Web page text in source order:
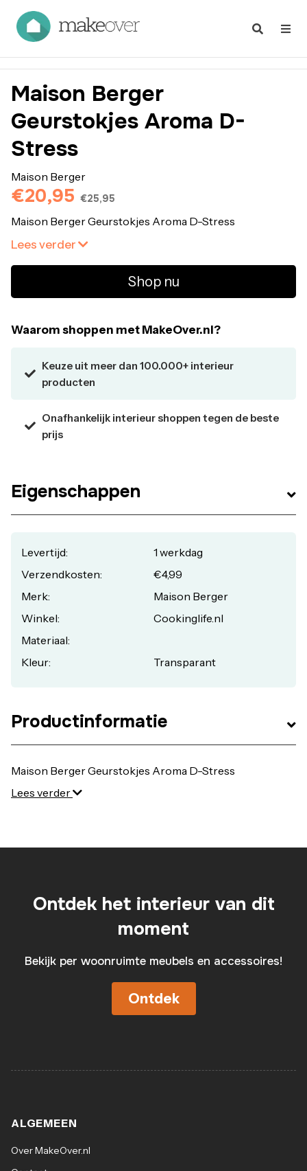
Maison Berger
Geurstokjes Aroma D-
Stress
Maison Berger
€20,95 €25,95
Maison Berger Geurstokjes Aroma D-Stress
Lees verder
Shop nu
Waarom shoppen met MakeOver.nl?
Keuze uit meer dan 100.000+ interieur
producten
Onafhankelijk interieur shoppen tegen de beste
prijs
Eigenschappen
Levertijd:
1 werkdag
Verzendkosten:
€4,99
Merk:
Maison Berger
Winkel:
Cookinglife.nl
Materiaal:
Kleur:
Transparant
Productinformatie
Maison Berger Geurstokjes Aroma D-Stress
Lees verder
Ontdek het interieur van dit
moment
Bekijk per woonruimte meubels en accessoires!
Ontdek
ALGEMEEN
Over MakeOver.nl